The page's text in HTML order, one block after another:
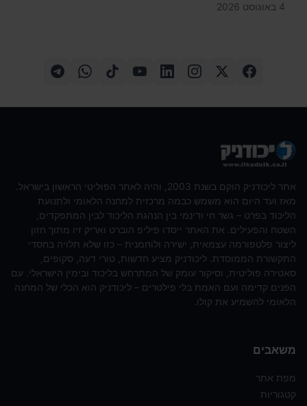
4 באוגוסט 2026
אתר ליכודניק הוקם בשנת 2003, והיה לאתר הפוליטי הראשון בישראל.
מאז ועד היום הוא משמש כבמה מרכזית למחנה הלאומי ולתנועת
הליכוד בפרט – גשר חי ודינמי בין הנהגת הליכוד לבין המתפקדים,
השטח והפעילים. את האתר ייסדו פיליפ הוברט ואריק זיו מתוך חזון
ליצור פלטפורמה עצמאית, ישירה ולוחמנית – כזו שלא תלויה בחסדי
התקשורת הממוסדת. ליכודניק מציע חדשות, טורי דעה, סקופים,
סאטירה פוליטית, וסיקור עומק של המתרחש בליכוד ובימין הישראלי. עם
הפנים קדימה ועם האמת בלי פילטרים – ליכודניק הוא הכלי של המחנה
הלאומי להשמיע את קולו.
משאבים
מפת אתר
קטגוריות